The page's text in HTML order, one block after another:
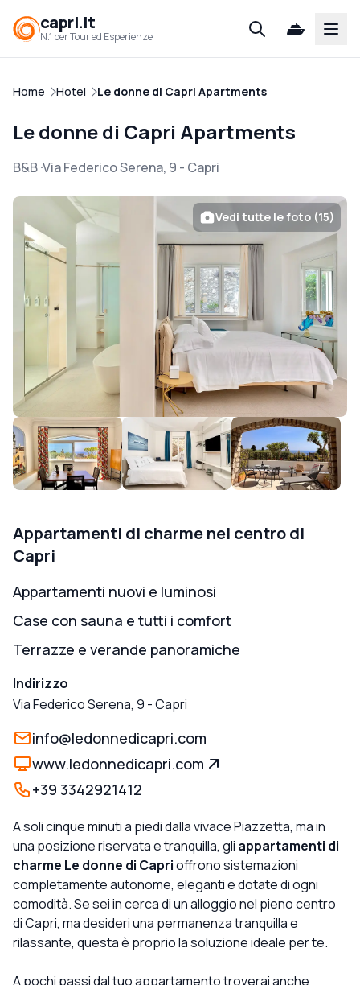
capri.it
N.1 per Tour ed Esperienze
Home Hotel Le donne di Capri Apartments
Le donne di Capri Apartments
B&B Via Federico Serena, 9 - Capri
Vedi tutte le foto (15)
Appartamenti di charme nel centro di
Capri
Appartamenti nuovi e luminosi
Case con sauna e tutti i comfort
Terrazze e verande panoramiche
Indirizzo
Via Federico Serena, 9 -Capri
info@ledonnedicapri.com
www.ledonnedicapri.com
+39 3342921412
A soli cinque minuti a piedi dalla vivace Piazzetta, ma in
una posizione riservata e tranquilla, gli appartamenti di
charme Le donne di Caprioffrono sistemazioni
completamente autonome, eleganti e dotate di ogni
comodità. Se sei in cerca di un alloggio nel pieno centro
di Capri, ma desideri una permanenza tranquilla e
rilassante, questa è proprio la soluzione ideale per te.
A pochi passi dal tuo appartamento troverai anche